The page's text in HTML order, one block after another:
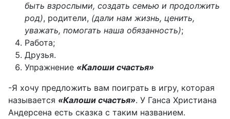
быть взрослыми, создать семью и продолжить
род), родители, (дали нам жизнь, ценить,
уважать, помогать наша обязанность);
Работа;
Друзья.
Упражнение «Калоши счастья»
-Я хочу предложить вам поиграть в игру, которая
называется «Калоши счастья». У Ганса Христиана
Андерсена есть сказка с таким названием.